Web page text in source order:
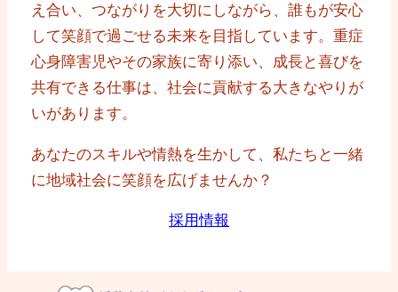
え合い、つながりを大切にしながら、誰もが安心
して笑顔で過ごせる未来を目指しています。重症
心身障害児やその家族に寄り添い、成長と喜びを
共有できる仕事は、社会に貢献する大きなやりが
いがあります。
あなたのスキルや情熱を生かして、私たちと一緒
に地域社会に笑顔を広げませんか？
採用情報